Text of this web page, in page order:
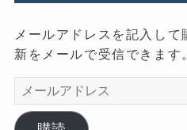
メールアドレスを記入し
新をメールで受信できます
メ
ー
ル